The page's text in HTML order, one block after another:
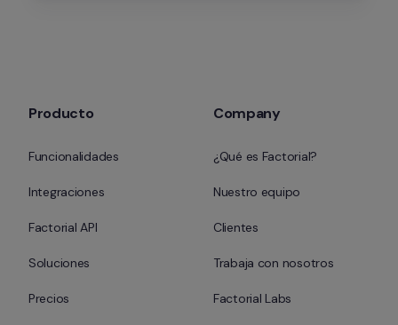
Producto
Funcionalidades
Integraciones
Factorial API
Soluciones
Precios
Company
¿Qué es Factorial?
Nuestro equipo
Clientes
Trabaja con nosotros
Factorial Labs